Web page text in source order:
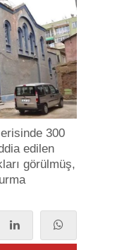
300
edilen
görülmüş,